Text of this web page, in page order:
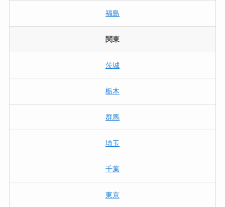
福島
関東
茨城
栃木
群馬
埼玉
千葉
東京